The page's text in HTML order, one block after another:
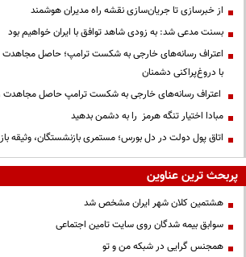
از خبرسازی تا جریان‌سازی نقشه راه مدیران هوشمند
بسنت مدعی شد: به زودی شاهد توافق با ایران خواهیم بود
اعتراف رسانه‌های خارجی به شکست ترامپ؛ حاصل مجاهدت
با دروغ‌پراکنی دشمنان
اعتراف رسانه‌های خارجی به شکست ترامپ حاصل مجاهدت
مبادا اختیار تنگه هرمز را به دشمن بدهید
اتاق پول دولت در دل بورس؛ مستمری بازنشستگان، وثیقه
پربحث ترین عناوین
هشتمین کلان شهر ایران مشخص شد
سوابق بیمه شدگان روی سایت تامین اجتماعی
همجنس گرایی در شبکه من و تو